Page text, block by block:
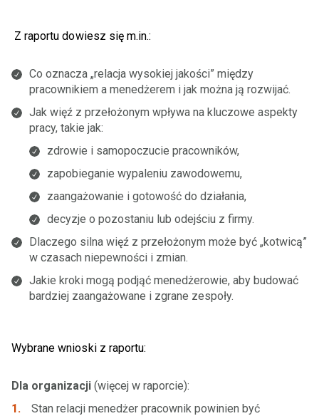
Z raportu dowiesz się m.in.:
Co oznacza „relacja wysokiej jakości” między
pracownikiem a menedżerem i jak można ją rozwijać.
Jak więź z przełożonym wpływa na kluczowe aspekty
pracy, takie jak:
zdrowie i samopoczucie pracowników,
zapobieganie wypaleniu zawodowemu,
zaangażowanie i gotowość do działania,
decyzje o pozostaniu lub odejściu z firmy.
Dlaczego silna więź z przełożonym może być „kotwicą”
w czasach niepewności i zmian.
Jakie kroki mogą podjąć menedżerowie, aby budować
bardziej zaangażowane i zgrane zespoły.
Wybrane wnioski z raportu:
Dla organizacji (więcej w raporcie):
Stan relacji menedżer pracownik powinien być